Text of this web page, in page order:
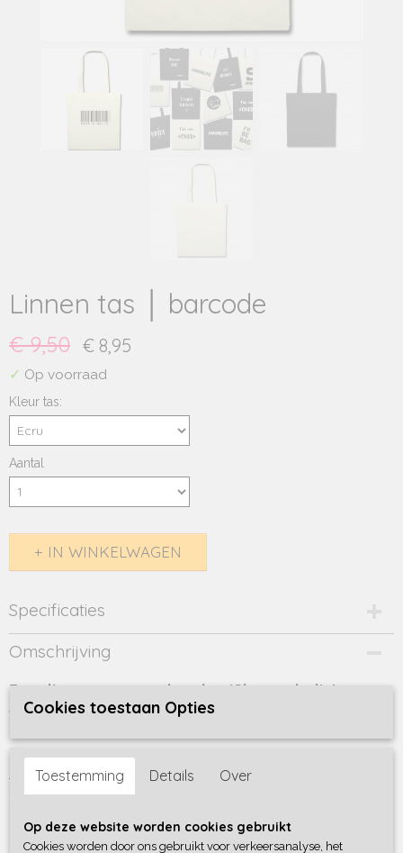
Linnen tas │ barcode
€ 9,50 € 8,95
✓ Op voorraad
Kleur tas:
Aantal
IN WINKELWAGEN
Specificaties
Productcode
428-1000
Omschrijving
Ecru linnen tas met de tekst 'Shop-a-holic'
Wat een leukerd, deze ecru linnen tas met 'Shop-a-holic' erop in
De tote bag is ideaal om een paar boodschappen in te doen, mee
te nemen naar je werk of naar school. Op de voorkant van de tas
staat de tekst 'Shop-a-holic' en de tas heeft fijne lange hengsels
Het formaat van de tas is 41×37.5cm en verkrijgbaar in het zwart en
Cookies toestaan Opties
Toestemming Details Over
Op deze website worden cookies gebruikt
Cookies worden door ons gebruikt voor verkeersanalyse, het